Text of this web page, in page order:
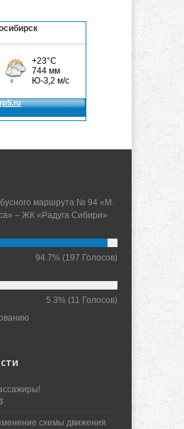
маршрута № 94 «М.
– ЖК «Радуга Сибири»
94.7% (197 Голосов)
5.3% (11 Голосов)
схемы движения